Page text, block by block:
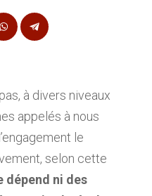
à divers niveaux
appelés à nous
le
selon cette
dépend ni des